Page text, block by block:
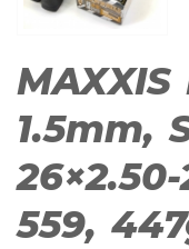
1.5mm,
559,